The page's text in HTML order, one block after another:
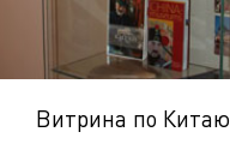
Витрина по Китаю